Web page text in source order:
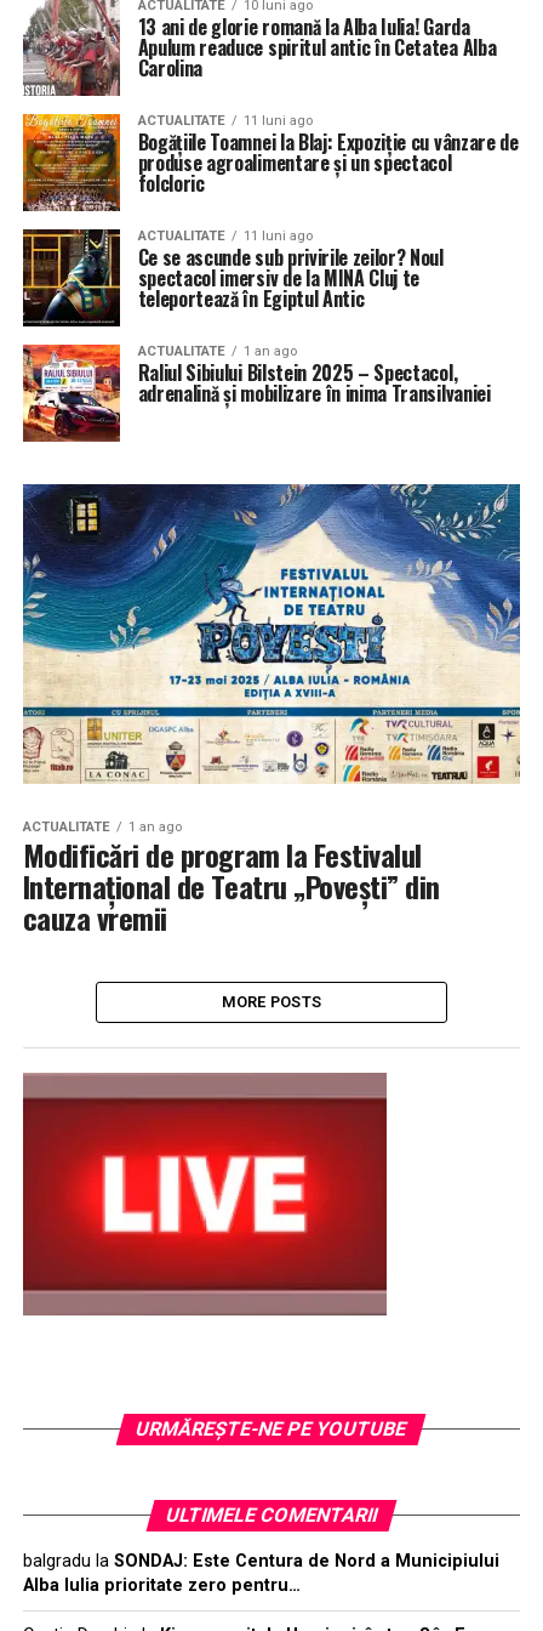
ACTUALITATE 10 luni ago
13 ani de glorie romană la Alba Iulia! Garda
Apulum readuce spiritul antic în Cetatea Alba
Carolina
ACTUALITATE 11 luni ago
Bogățiile Toamnei la Blaj: Expoziție cu vânzare de
produse agroalimentare și un spectacol
folcloric
ACTUALITATE 11 luni ago
Ce se ascunde sub privirile zeilor? Noul
spectacol imersiv de la MINA Cluj te
teleportează în Egiptul Antic
ACTUALITATE 1 an ago
Raliul Sibiului Bilstein 2025 – Spectacol,
adrenalină și mobilizare în inima Transilvaniei
ACTUALITATE 1 an ago
Modificări de program la Festivalul
Internațional de Teatru „Povești” din
cauza vremii
MORE POSTS
URMĂREŞTE-NE PE YOUTUBE
ULTIMELE COMENTARII
balgradu la SONDAJ: Este Centura de Nord a Municipiului
Alba Iulia prioritate zero pentru…